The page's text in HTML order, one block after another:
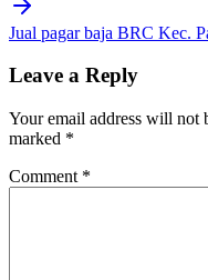
Jual pagar baja BRC Kec.
Leave a Reply
Your email address will not
marked *
Comment *